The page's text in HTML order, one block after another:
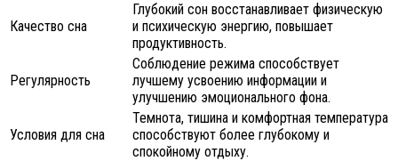
Качество сна
Глубокий сон восстанавливает физическую
и психическую энергию, повышает
продуктивность.
Регулярность
Соблюдение режима способствует
лучшему усвоению информации и
улучшению эмоционального фона.
Условия для сна
Темнота, тишина и комфортная температура
способствуют более глубокому и
спокойному отдыху.